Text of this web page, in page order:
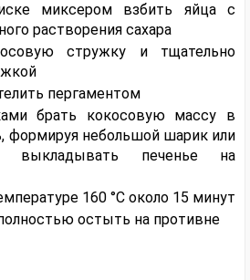
миксером взбить яйца с
растворения сахара
стружку и тщательно
пергаментом
брать кокосовую массу в
формируя небольшой шарик или
выкладывать печенье на
160 °C около 15 минут
остыть на противне